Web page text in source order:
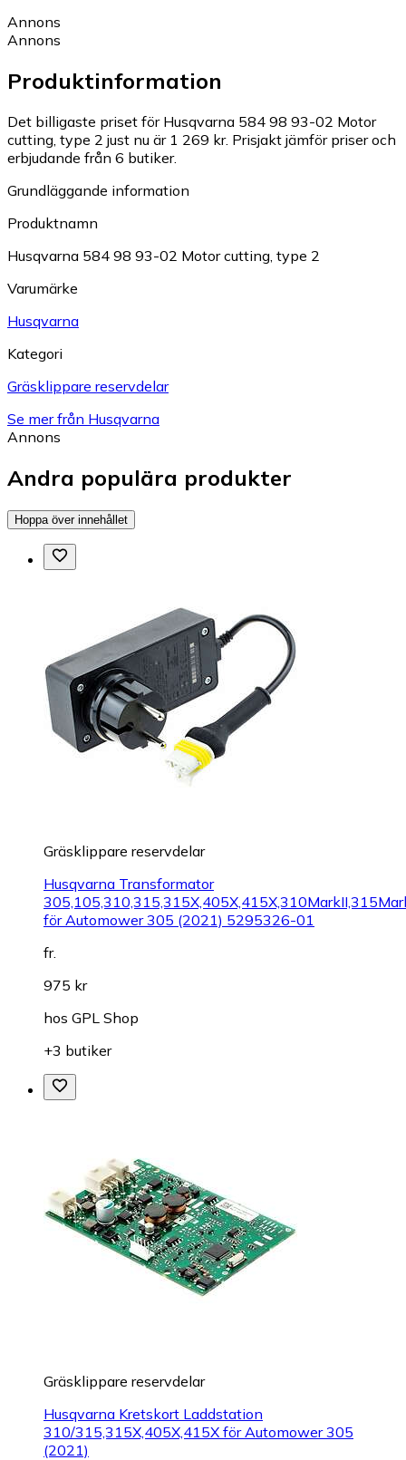
Annons
Annons
Produktinformation
Det billigaste priset för Husqvarna 584 98 93-02 Motor
cutting, type 2 just nu är 1 269 kr. Prisjakt jämför priser och
erbjudande från 6 butiker.
Grundläggande information
Produktnamn
Husqvarna 584 98 93-02 Motor cutting, type 2
Varumärke
Husqvarna
Kategori
Gräsklippare reservdelar
Se mer från Husqvarna
Annons
Andra populära produkter
Hoppa över innehållet
Gräsklippare reservdelar
Husqvarna Transformator
för Automower 305 (2021) 5295326-01
fr.
975 kr
hos GPL Shop
+3 butiker
Gräsklippare reservdelar
Husqvarna Kretskort Laddstation
310/315,315X,405X,415X för Automower 305
(2021)